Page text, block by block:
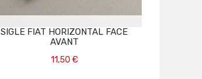
SIGLE FIAT HORIZONTAL FACE
AVANT
11,50 €